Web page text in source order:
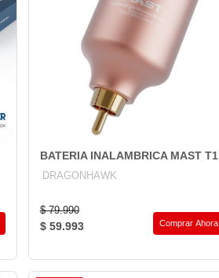
BATERIA INALAMBRICA MAST T1
DRAGONHAWK
$ 79.990
$ 59.993 Comprar Ahora